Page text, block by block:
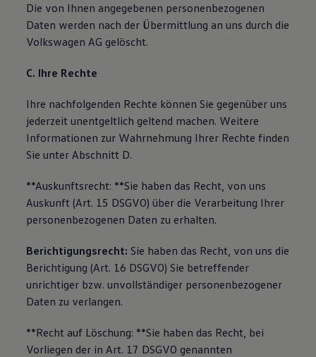
Die von Ihnen angegebenen personenbezogenen
Daten werden nach der Übermittlung an uns durch die
Volkswagen AG gelöscht.
C. Ihre Rechte
Ihre nachfolgenden Rechte können Sie gegenüber uns
jederzeit unentgeltlich geltend machen. Weitere
Informationen zur Wahrnehmung Ihrer Rechte finden
Sie unter Abschnitt D.
**Auskunftsrecht: **Sie haben das Recht, von uns
Auskunft (Art. 15 DSGVO) über die Verarbeitung Ihrer
personenbezogenen Daten zu erhalten.
Berichtigungsrecht: Sie haben das Recht, von uns die
Berichtigung (Art. 16 DSGVO) Sie betreffender
unrichtiger bzw. unvollständiger personenbezogener
Daten zu verlangen.
**Recht auf Löschung: **Sie haben das Recht, bei
Vorliegen der in Art. 17 DSGVO genannten